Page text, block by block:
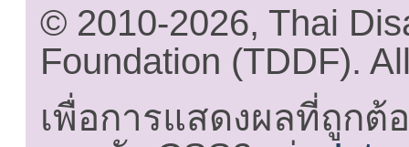
© 2010-2026, Thai
Foundation (TDDF).
เพื่อการแสดงผลที่ถูกต้